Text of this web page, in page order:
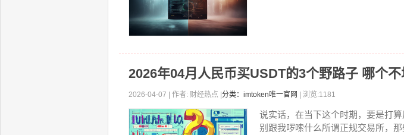
2026年04月人民币买USDT的3个野路子 哪个
2026-04-07 | 作者: 财经热点 | 分类：imtoken唯一官网 | 浏览:1181
说实话，在当下这个时期，要是打
别跟我啰嗦什么所谓正规交易所，